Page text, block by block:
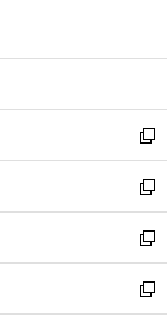
開
ン
ウ
で
開
く
ウ
ン
ド
ウ
で
開
く
新
し
い
ウ
ィ
ン
ド
ウ
新
し
い
ウ
ィ
ン
新
し
い
ウ
新
し